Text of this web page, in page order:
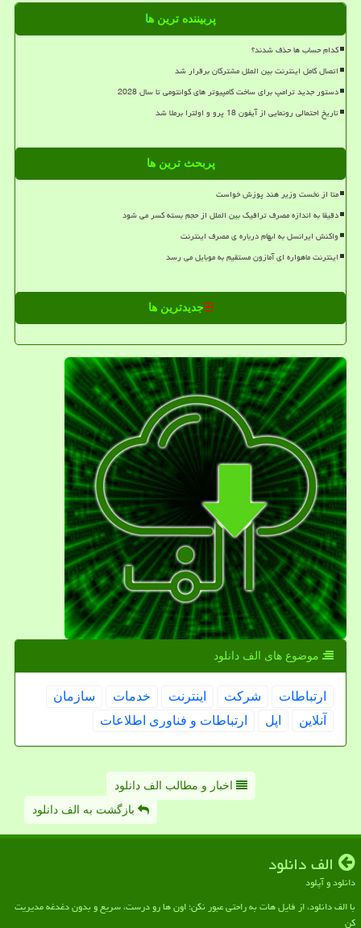
پربیننده ترین ها
کدام حساب ها حذف شدند؟
اتصال کامل اینترنت بین الملل مشترکان برقرار شد
دستور جدید ترامپ برای ساخت کامپیوتر های کوانتومی تا سال 2028
تاریخ احتمالی رونمایی از آیفون 18 پرو و اولترا برملا شد
پربحث ترین ها
متا از نخست وزیر هند پوزش خواست
دقیقا به اندازه مصرف ترافیک بین الملل از حجم بسته کسر می شود
واکنش ایرانسل به ابهام درباره ی مصرف اینترنت
اینترنت ماهواره ای آمازون مستقیم به موبایل می رسد
جدیدترین ها
موضوع های الف دانلود
ارتباطات شركت اینترنت خدمات
سازمان
آنلاین
اپل ارتباطات و فناوری اطلاعات
اخبار و مطالب الف دانلود
بازگشت به الف دانلود
الف دانلود
دانلود و آپلود
با الف دانلود، از فایل هات به راحتی عبور نکن؛ اون ها رو درست، سریع و بدون دغدغه مدیریت
کن